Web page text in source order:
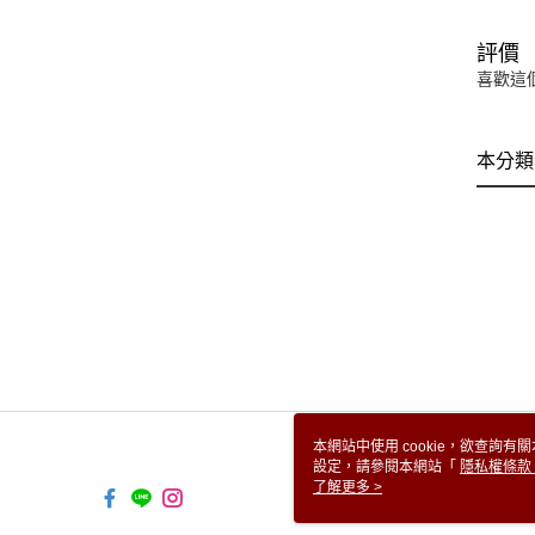
評價
喜歡這
本分
本網站中使用 cookie，欲查詢有
設定，請參閱本網站「 隱私權條款
使用 cookie。
了解更多 >